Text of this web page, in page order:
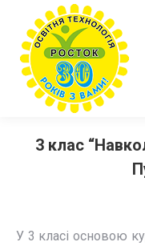
3 клас
У 3 класі основою